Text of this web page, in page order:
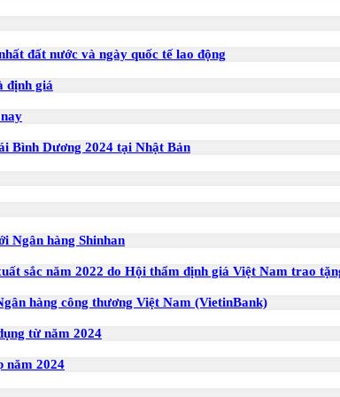
đất nước và ngày quốc tế lao động
định giá
Bình Dương 2024 tại Nhật Bản
Ngân hàng Shinhan
sắc năm 2022 do Hội thẩm định giá Việt Nam trao
hàng công thương Việt Nam (VietinBank)
từ năm 2024
năm 2024